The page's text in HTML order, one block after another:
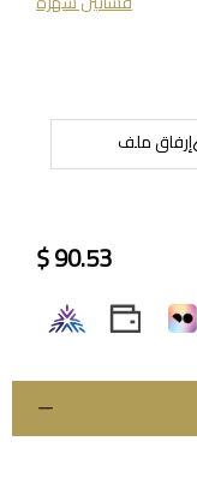
إرفاق ملف
90.53 $